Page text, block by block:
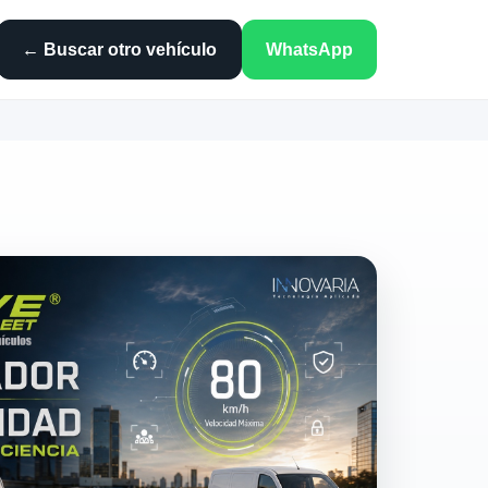
← Buscar otro vehículo WhatsApp